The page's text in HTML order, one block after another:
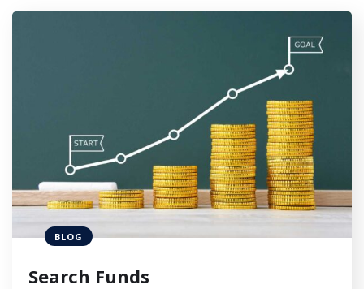
BLOG
Search Funds